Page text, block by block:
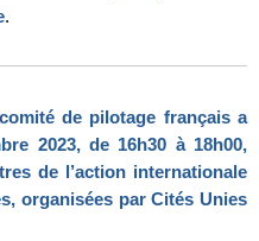
.
de pilotage français a
2023, de 16h30 à 18h00,
de l’action internationale
organisées par Cités Unies